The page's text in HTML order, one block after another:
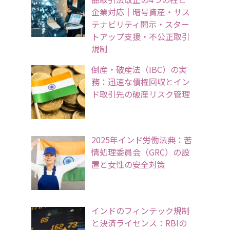
企業対応｜暗号資産・サス
テナビリティ開示・スター
トアップ支援・不公正取引
規制
倒産・破産法（IBC）の実
務：迅速な債権回収とイン
ド取引先の破産リスク管理
2025年インド労働法典：苦
情処理委員会（GRC）の設
置と女性の安全対策
インドのフィンテック規制
と決済ライセンス：RBIの